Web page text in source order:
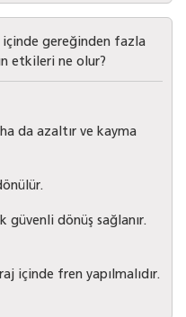
gereğinden fazla
etkileri ne olur?
da azaltır ve kayma
güvenli dönüş sağlanır.
içinde fren yapılmalıdır.